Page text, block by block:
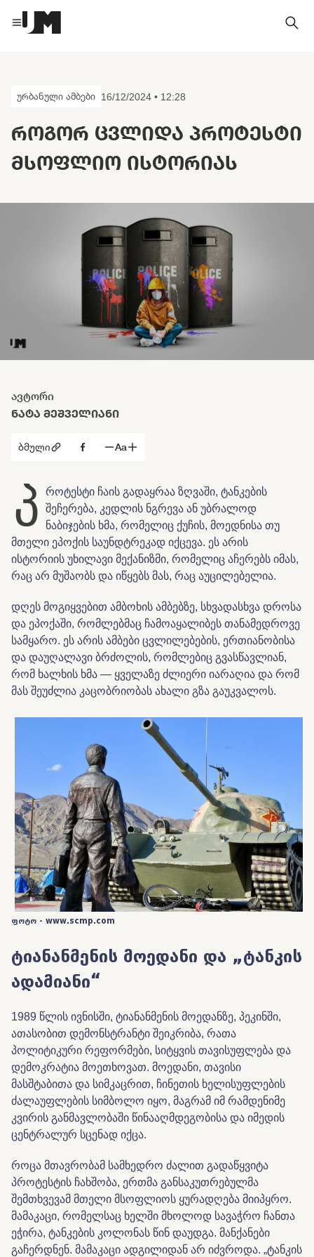
ურბანული ამბები 16/12/2024 • 12:28
ᲠᲝᲒᲝᲠ ᲪᲕᲚᲘᲓᲐ ᲞᲠᲝᲢᲔᲡᲢᲘ
ᲛᲡᲝᲤᲚᲘᲝ ᲘᲡᲢᲝᲠᲘᲐᲡ
ავტორი
ᲜᲐᲢᲐ ᲛᲔᲨᲕᲔᲚᲘᲐᲜᲘ
პ
როტესტი ჩაის გადაყრაა ზღვაში, ტანკების
შეჩერება, კედლის ნგრევა ან უბრალოდ
ნაბიჯების ხმა, რომელიც ქუჩის, მოედნისა თუ
მთელი ეპოქის საუნდტრეკად იქცევა. ეს არის
ისტორიის უხილავი მექანიზმი, რომელიც აჩერებს იმას,
რაც არ მუშაობს და იწყებს მას, რაც აუცილებელია.
დღეს მოგიყვებით ამბოხის ამბებზე, სხვადასხვა დროსა
და ეპოქაში, რომლებმაც ჩამოაყალიბეს თანამედროვე
სამყარო. ეს არის ამბები ცვლილებების, ერთიანობისა
და დაუღალავი ბრძოლის, რომლებიც გვასწავლიან,
რომ ხალხის ხმა — ყველაზე ძლიერი იარაღია და რომ
მას შეუძლია კაცობრიობას ახალი გზა გაუკვალოს.
ფოტო - www.scmp.com
ტიანანმენის მოედანი და „ტანკის
ადამიანი“
1989 წლის ივნისში, ტიანანმენის მოედანზე, პეკინში,
ათასობით დემონსტრანტი შეიკრიბა, რათა
პოლიტიკური რეფორმები, სიტყვის თავისუფლება და
დემოკრატია მოეთხოვათ. მოედანი, თავისი
მასშტაბითა და სიმკაცრით, ჩინეთის ხელისუფლების
ძალაუფლების სიმბოლო იყო, მაგრამ იმ რამდენიმე
კვირის განმავლობაში წინააღმდეგობისა და იმედის
ცენტრალურ სცენად იქცა.
როცა მთავრობამ სამხედრო ძალით გადაწყვიტა
პროტესტის ჩახშობა, ერთმა განსაკუთრებულმა
შემთხვევამ მთელი მსოფლიოს ყურადღება მიიპყრო.
მამაკაცი, რომელსაც ხელში მხოლოდ სავაჭრო ჩანთა
ეჭირა, ტანკების კოლონას წინ დაუდგა. მანქანები
გაჩერდნენ. მამაკაცი ადგილიდან არ იძვროდა. „ტანკის
ბმული Aa